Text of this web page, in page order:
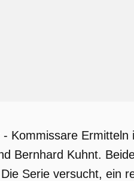
- Kommissare
Bernhard Kuhnt.
Serie versucht, ein